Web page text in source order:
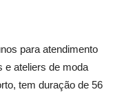
para atendimento
e ateliers de moda
tem duração de 56